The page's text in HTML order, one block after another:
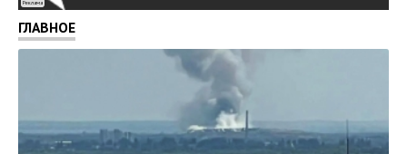
Реклама
ГЛАВНОЕ